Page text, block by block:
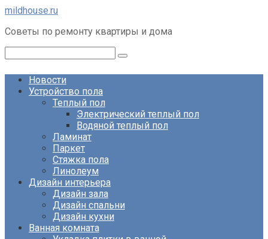
Перейти
контенту
mildhouse.ru
Советы по ремонту квартиры и дома
Новости
Устройство пола
Теплый пол
Электрический теплый пол
Водяной теплый пол
Ламинат
Паркет
Стяжка пола
Линолеум
Дизайн интерьера
Дизайн зала
Дизайн спальни
Дизайн кухни
Ванная комната